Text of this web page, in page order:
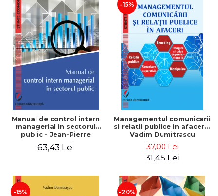
Manual de control intern
managerial in sectorul
public - Jean-Pierre
63,43 Lei
-15%
Managementul comunicarii
si relatii publice in afaceri -
Vadim Dumitrascu
37,00 Lei
31,45 Lei
-15% -20%